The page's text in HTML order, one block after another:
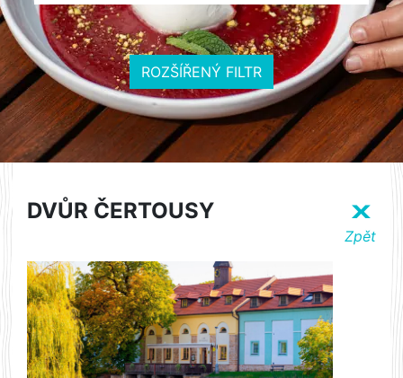
ROZŠÍŘENÝ FILTR
DVŮR ČERTOUSY X
Zpět